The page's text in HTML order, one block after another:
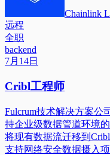
Chainlink
远程
全职
backend
7月14日
Cribl工程师
Fulcrum技术解决方案公
持企业级数据管道环境
将现有数据流迁移到
支持网络安全数据摄入项